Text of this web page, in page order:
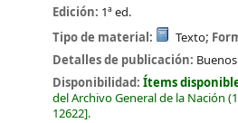
Edición: 1ª ed.
Tipo de material:
Texto;
Detalles de publicación:
Disponibilidad:Ítems
del Archivo General de la Nación
12622 .